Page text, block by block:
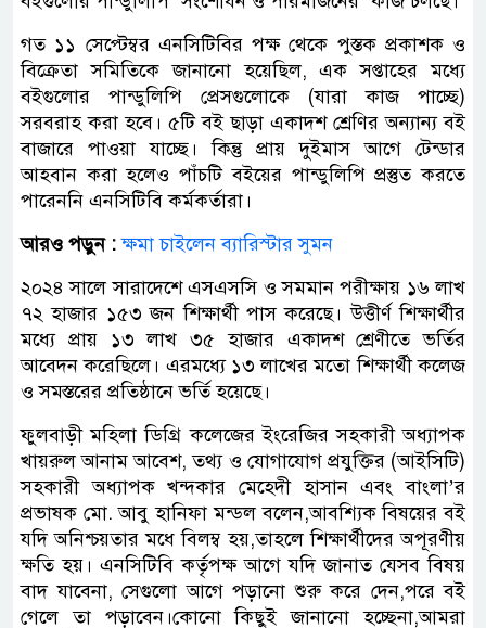
গত ১১ সেপ্টেম্বর এনসিটিবির পক্ষ থেকে পুস্তক প্রকাশক ও
বিক্রেতা সমিতিকে জানানো হয়েছিল, এক সপ্তাহের মধ্যে
বইগুলোর পান্ডুলিপি প্রেসগুলোকে (যারা কাজ পাচ্ছে)
সরবরাহ করা হবে। ৫টি বই ছাড়া একাদশ শ্রেণির অন্যান্য বই
বাজারে পাওয়া যাচ্ছে। কিন্তু প্রায় দুইমাস আগে টেন্ডার
আহবান করা হলেও পাঁচটি বইয়ের পান্ডুলিপি প্রস্তুত করতে
পারেননি এনসিটিবি কর্মকর্তারা।
আরও পড়ুন : ক্ষমা চাইলেন ব্যারিস্টার সুমন
২০২৪ সালে সারাদেশে এসএসসি ও সমমান পরীক্ষায় ১৬ লাখ
৭২ হাজার ১৫৩ জন শিক্ষার্থী পাস করেছে। উত্তীর্ণ শিক্ষার্থীর
মধ্যে প্রায় ১৩ লাখ ৩৫ হাজার একাদশ শ্রেণীতে ভর্তির
আবেদন করেছিলে। এরমধ্যে ১৩ লাখের মতো শিক্ষার্থী কলেজ
ও সমস্তরের প্রতিষ্ঠানে ভর্তি হয়েছে।
ফুলবাড়ী মহিলা ডিগ্রি কলেজের ইংরেজির সহকারী অধ্যাপক
খায়রুল আনাম আবেশ, তথ্য ও যোগাযোগ প্রযুক্তির (আইসিটি)
সহকারী অধ্যাপক খন্দকার মেহেদী হাসান এবং বাংলা’র
প্রভাষক মো. আবু হানিফা মন্ডল বলেন,আবশ্যিক বিষয়ের বই
যদি অনিশ্চয়তার মধে বিলম্ব হয়,তাহলে শিক্ষার্থীদের অপূরণীয়
ক্ষতি হয়। এনসিটিবি কর্তৃপক্ষ আগে যদি জানাত যেসব বিষয়
বাদ যাবেনা, সেগুলো আগে পড়ানো শুরু করে দেন,পরে বই
গেলে তা পড়াবেন।কোনো কিছুই জানানো হচ্ছেনা,আমরা